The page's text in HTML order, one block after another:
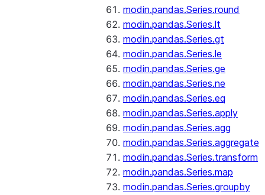
modin.pandas.Series.round
modin.pandas.Series.lt
modin.pandas.Series.gt
modin.pandas.Series.le
modin.pandas.Series.ge
modin.pandas.Series.ne
modin.pandas.Series.eq
modin.pandas.Series.apply
modin.pandas.Series.agg
modin.pandas.Series.aggregate
modin.pandas.Series.transform
modin.pandas.Series.map
modin.pandas.Series.groupby